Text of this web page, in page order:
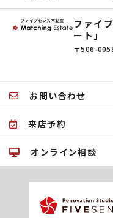
ファイ
ート」
〒506-
お問い合わせ
来店予約
オンライン相談